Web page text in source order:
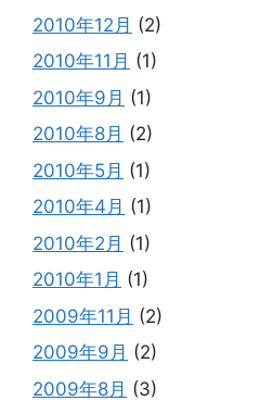
2010年12月 (2)
2010年11月 (1)
2010年9月 (1)
2010年8月 (2)
2010年5月 (1)
2010年4月 (1)
2010年2月 (1)
2010年1月 (1)
2009年11月 (2)
2009年9月 (2)
2009年8月 (3)